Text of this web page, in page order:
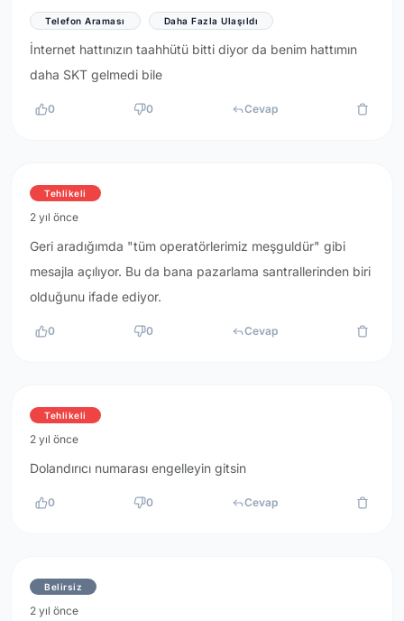
Telefon Araması Daha Fazla Ulaşıldı
İnternet hattınızın taahhütü bitti diyor da benim hattımın
daha SKT gelmedi bile
0 0 Cevap
Tehlikeli
2 yıl önce
Geri aradığımda "tüm operatörlerimiz meşguldür" gibi
mesajla açılıyor. Bu da bana pazarlama santrallerinden biri
olduğunu ifade ediyor.
0 0 Cevap
Tehlikeli
2 yıl önce
Dolandırıcı numarası engelleyin gitsin
0 0 Cevap
Belirsiz
2 yıl önce